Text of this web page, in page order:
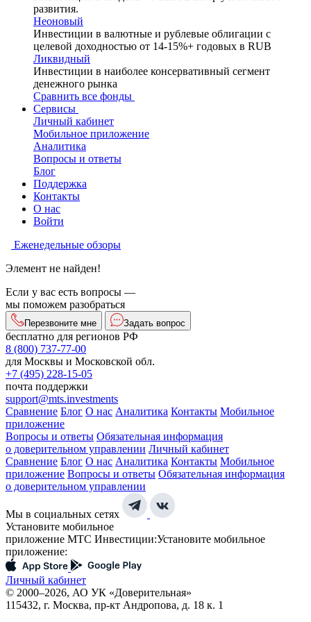
развития.
Неоновый
Инвестиции в валютные и рублевые облигации с
целевой доходностью от 14-15%+ годовых в RUB
Ликвидный
Инвестиции в наиболее консервативный сегмент
денежного рынка
Сравнить все фонды
Сервисы
Личный кабинет
Мобильное приложение
Аналитика
Вопросы и ответы
Блог
Поддержка
Контакты
О нас
Войти
Еженедельные обзоры
Элемент не найден!
Если у вас есть вопросы —
мы поможем разобраться
Перезвоните мне Задать вопрос
бесплатно для регионов РФ
8 (800) 737-77-00
для Москвы и Московской обл.
+7 (495) 228-15-05
почта поддержки
support@mts.investments
Сравнение Блог О нас Аналитика Контакты Мобильное
приложение
Вопросы и ответы Обязательная информация
о доверительном управлении Личный кабинет
Сравнение Блог О нас Аналитика Контакты Мобильное
приложение Вопросы и ответы Обязательная информация
о доверительном управлении
Мы в социальных сетях
Установите мобильное
приложение МТС Инвестиции:Установите мобильное
приложение:
Личный кабинет
© 2000–2026, АО УК «Доверительная»
115432, г. Москва, пр-кт Андропова, д. 18 к. 1